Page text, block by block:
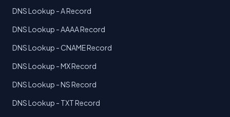
DNS Lookup - A Record
DNS Lookup - AAAA Record
DNS Lookup - CNAME Record
DNS Lookup - MX Record
DNS Lookup - NS Record
DNS Lookup - TXT Record